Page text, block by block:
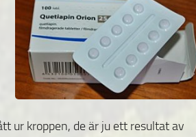
ur kroppen, de är ju ett resultat av